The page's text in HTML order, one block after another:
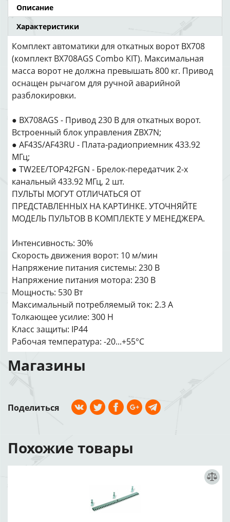
Описание
Характеристики
Комплект автоматики для откатных ворот BX708
(комплект BX708AGS Combo KIT). Максимальная
масса ворот не должна превышать 800 кг. Привод
оснащен рычагом для ручной аварийной
разблокировки.
● BX708AGS - Привод 230 В для откатных ворот.
Встроенный блок управления ZBX7N;
● AF43S/AF43RU - Плата-радиоприемник 433.92
МГц;
● TW2EE/TOP42FGN - Брелок-передатчик 2-х
канальный 433.92 МГц, 2 шт.
ПУЛЬТЫ МОГУТ ОТЛИЧАТЬСЯ ОТ
ПРЕДСТАВЛЕННЫХ НА КАРТИНКЕ. УТОЧНЯЙТЕ
МОДЕЛЬ ПУЛЬТОВ В КОМПЛЕКТЕ У МЕНЕДЖЕРА.
Интенсивность: 30%
Скорость движения ворот: 10 м/мин
Напряжение питания системы: 230 В
Напряжение питания мотора: 230 В
Мощность: 530 Вт
Максимальный потребляемый ток: 2.3 А
Толкающее усилие: 300 H
Класс защиты: IP44
Рабочая температура: -20...+55°C
Магазины
Поделиться
Похожие товары